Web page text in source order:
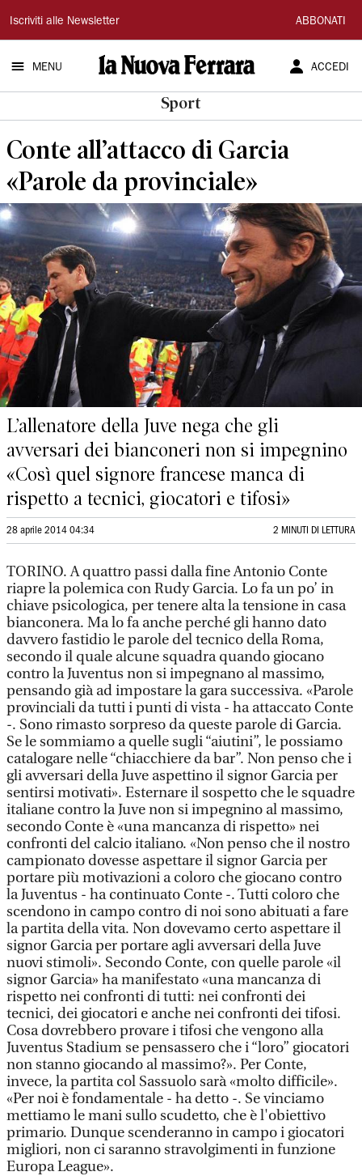
La
Nuova
Ferrara
Iscriviti alle Newsletter ABBONATI
MENU ACCEDI
Sport
Conte all’attacco di Garcia
«Parole da provinciale»
L’allenatore della Juve nega che gli
avversari dei bianconeri non si impegnino
«Così quel signore francese manca di
rispetto a tecnici, giocatori e tifosi»
28 aprile 2014 04:34 2 MINUTI DI LETTURA
TORINO. A quattro passi dalla fine Antonio Conte
riapre la polemica con Rudy Garcia. Lo fa un po’ in
chiave psicologica, per tenere alta la tensione in casa
bianconera. Ma lo fa anche perché gli hanno dato
davvero fastidio le parole del tecnico della Roma,
secondo il quale alcune squadra quando giocano
contro la Juventus non si impegnano al massimo,
pensando già ad impostare la gara successiva. «Parole
provinciali da tutti i punti di vista - ha attaccato Conte
-. Sono rimasto sorpreso da queste parole di Garcia.
Se le sommiamo a quelle sugli “aiutini”, le possiamo
catalogare nelle “chiacchiere da bar”. Non penso che i
gli avversari della Juve aspettino il signor Garcia per
sentirsi motivati». Esternare il sospetto che le squadre
italiane contro la Juve non si impegnino al massimo,
secondo Conte è «una mancanza di rispetto» nei
confronti del calcio italiano. «Non penso che il nostro
campionato dovesse aspettare il signor Garcia per
portare più motivazioni a coloro che giocano contro
la Juventus - ha continuato Conte -. Tutti coloro che
scendono in campo contro di noi sono abituati a fare
la partita della vita. Non dovevamo certo aspettare il
signor Garcia per portare agli avversari della Juve
nuovi stimoli». Secondo Conte, con quelle parole «il
signor Garcia» ha manifestato «una mancanza di
rispetto nei confronti di tutti: nei confronti dei
tecnici, dei giocatori e anche nei confronti dei tifosi.
Cosa dovrebbero provare i tifosi che vengono alla
Juventus Stadium se pensassero che i “loro” giocatori
non stanno giocando al massimo?». Per Conte,
invece, la partita col Sassuolo sarà «molto difficile».
«Per noi è fondamentale - ha detto -. Se vinciamo
mettiamo le mani sullo scudetto, che è l'obiettivo
primario. Dunque scenderanno in campo i giocatori
migliori, non ci saranno stravolgimenti in funzione
Europa League».